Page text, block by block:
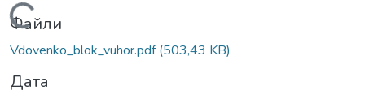
Вантажиться...
Файли
Vdovenko_blok_vuhor.pdf(503,43 KB)
Дата